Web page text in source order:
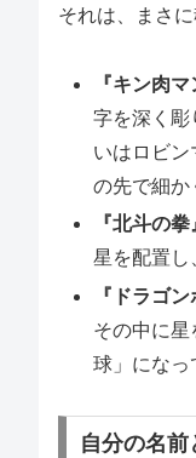
それは、まさ
『キン肉
字を深く彫
いはロビン
の先で細か
『北斗の
星を配置し
『ドラゴ
その中に星
球」になっ
自分の名前